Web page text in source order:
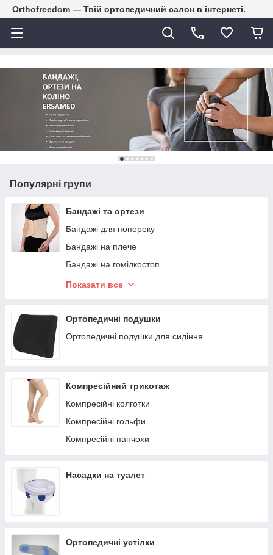
Orthofreedom — Твій ортопедичний салон в інтернеті.
Популярні групи
Бандажі та ортези
Бандажі для попереку
Бандажі на плече
Бандажі на гомілкостоп
Бандажі на зап'ястя
Наколінники
Корсети для спини
Шини на палець
Показати все
Ортопедичні подушки
Ортопедичні подушки для сидіння
Компресійний трикотаж
Компресійні колготки
Компресійні гольфи
Компресійні панчохи
Насадки на туалет
Ортопедичні устілки